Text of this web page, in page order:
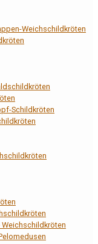
Weichschildkröten
Schildkröten